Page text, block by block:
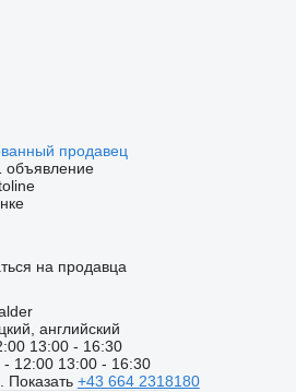
продавец
объявление
на продавца
английский
13:00 - 16:30
- 12:00 13:00 - 16:30
Показать +43 664 2318180